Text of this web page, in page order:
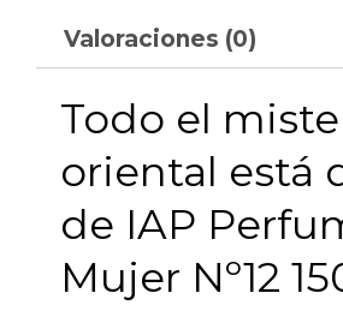
Valoraciones (0)
Todo el
oriental está
de IAP
Mujer Nº12